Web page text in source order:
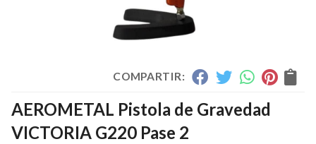
COMPARTIR:
AEROMETAL Pistola de Gravedad
VICTORIA G220 Pase 2